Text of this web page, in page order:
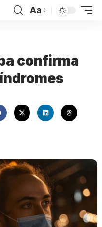
Aa
confirma